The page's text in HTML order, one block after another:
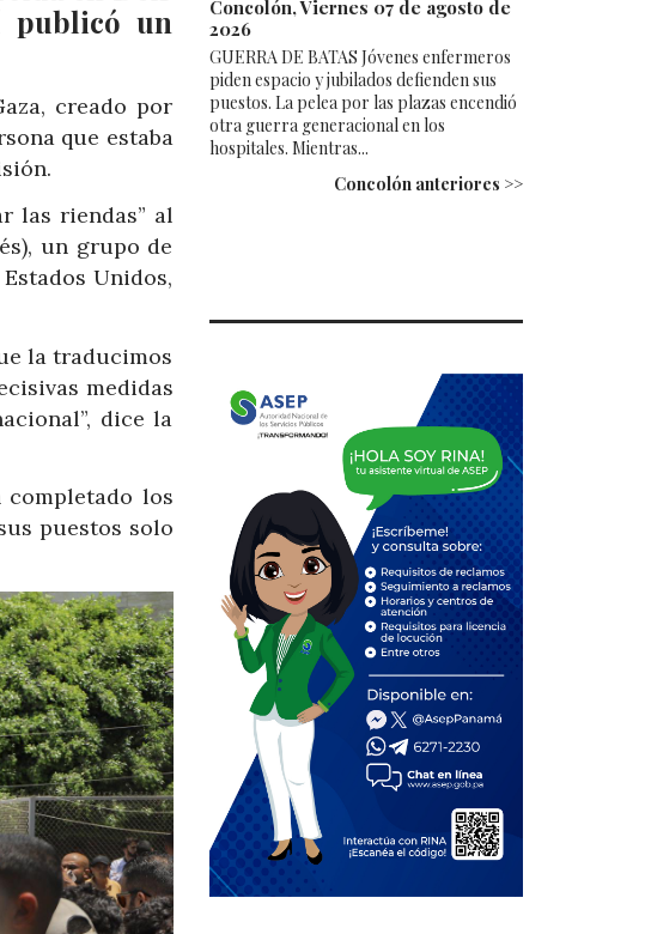
publicó un
creado por
que estaba
las riendas” al
un grupo de
Unidos,
la traducimos
medidas
dice la
completado los
puestos solo
Concolón, Viernes 07 de agosto de
2026
GUERRA DE BATAS Jóvenes enfermeros
piden espacio y jubilados defienden sus
puestos. La pelea por las plazas encendió
otra guerra generacional en los
hospitales. Mientras...
Concolón anteriores >>